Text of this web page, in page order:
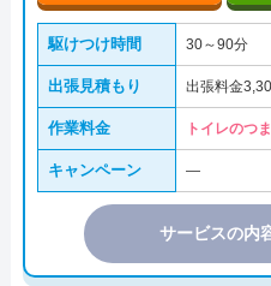
駆けつけ時間 30～90分
出張見積もり 出張料金
作業料金 トイレのつ
キャンペーン ―
サービスの内